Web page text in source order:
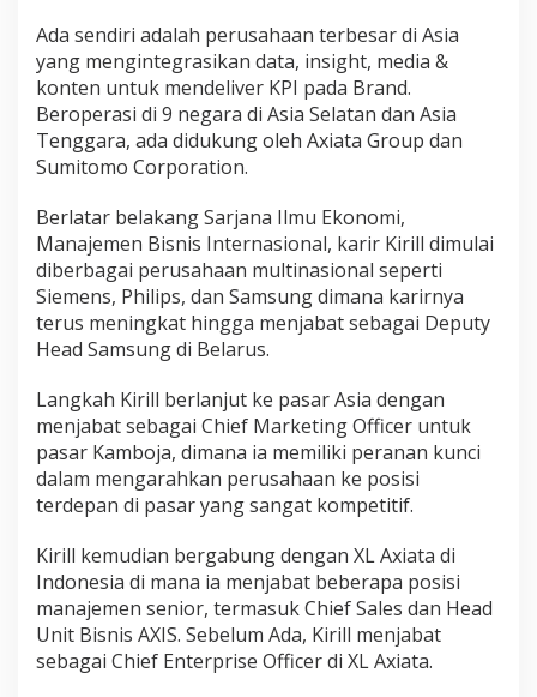
Ada sendiri adalah perusahaan terbesar di Asia
yang mengintegrasikan data, insight, media &
konten untuk mendeliver KPI pada Brand.
Beroperasi di 9 negara di Asia Selatan dan Asia
Tenggara, ada didukung oleh Axiata Group dan
Sumitomo Corporation.
Berlatar belakang Sarjana Ilmu Ekonomi,
Manajemen Bisnis Internasional, karir Kirill dimulai
diberbagai perusahaan multinasional seperti
Siemens, Philips, dan Samsung dimana karirnya
terus meningkat hingga menjabat sebagai Deputy
Head Samsung di Belarus.
Langkah Kirill berlanjut ke pasar Asia dengan
menjabat sebagai Chief Marketing Officer untuk
pasar Kamboja, dimana ia memiliki peranan kunci
dalam mengarahkan perusahaan ke posisi
terdepan di pasar yang sangat kompetitif.
Kirill kemudian bergabung dengan XL Axiata di
Indonesia di mana ia menjabat beberapa posisi
manajemen senior, termasuk Chief Sales dan Head
Unit Bisnis AXIS. Sebelum Ada, Kirill menjabat
sebagai Chief Enterprise Officer di XL Axiata.